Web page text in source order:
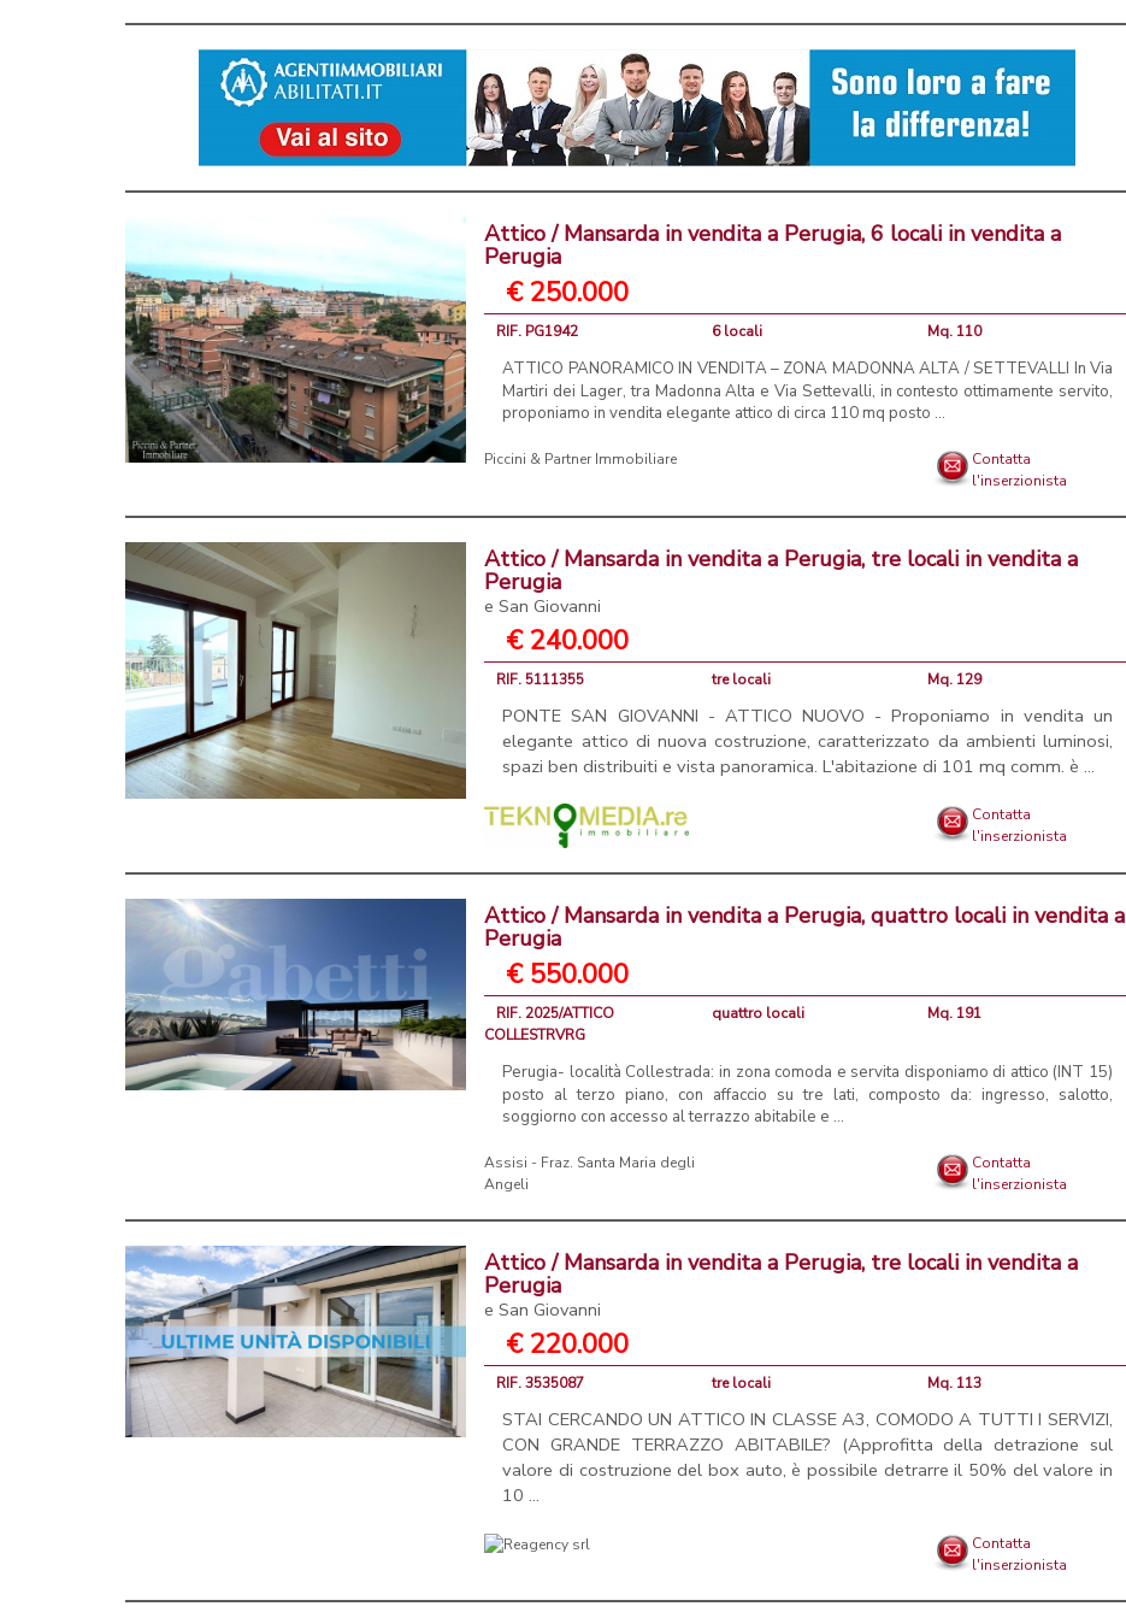
Attico / Mansarda in vendita a Perugia, 6 locali in vendita a
Perugia
€ 250.000
RIF. PG1942 6 locali Mq. 110
ATTICO PANORAMICO IN VENDITA – ZONA MADONNA ALTA / SETTEVALLI In Via
Martiri dei Lager, tra Madonna Alta e Via Settevalli, in contesto ottimamente servito,
proponiamo in vendita elegante attico di circa 110 mq posto ...
Piccini & Partner Immobiliare
Contatta
l'inserzionista
Attico / Mansarda in vendita a Perugia, tre locali in vendita a
Perugia
e San Giovanni
€ 240.000
RIF. 5111355 tre locali Mq. 129
PONTE SAN GIOVANNI - ATTICO NUOVO - Proponiamo in vendita un
elegante attico di nuova costruzione, caratterizzato da ambienti luminosi,
spazi ben distribuiti e vista panoramica. L'abitazione di 101 mq comm. è ...
Contatta
l'inserzionista
Attico / Mansarda in vendita a Perugia, quattro locali in vendita a
Perugia
€ 550.000
RIF. 2025/ATTICO
COLLESTRVRG
quattro locali Mq. 191
Perugia- località Collestrada: in zona comoda e servita disponiamo di attico (INT 15)
posto al terzo piano, con affaccio su tre lati, composto da: ingresso, salotto,
soggiorno con accesso al terrazzo abitabile e ...
Assisi - Fraz. Santa Maria degli
Angeli
Contatta
l'inserzionista
Attico / Mansarda in vendita a Perugia, tre locali in vendita a
Perugia
e San Giovanni
€ 220.000
RIF. 3535087 tre locali Mq. 113
STAI CERCANDO UN ATTICO IN CLASSE A3, COMODO A TUTTI I SERVIZI,
CON GRANDE TERRAZZO ABITABILE? (Approfitta della detrazione sul
valore di costruzione del box auto, è possibile detrarre il 50% del valore in
10 ...
Contatta
l'inserzionista